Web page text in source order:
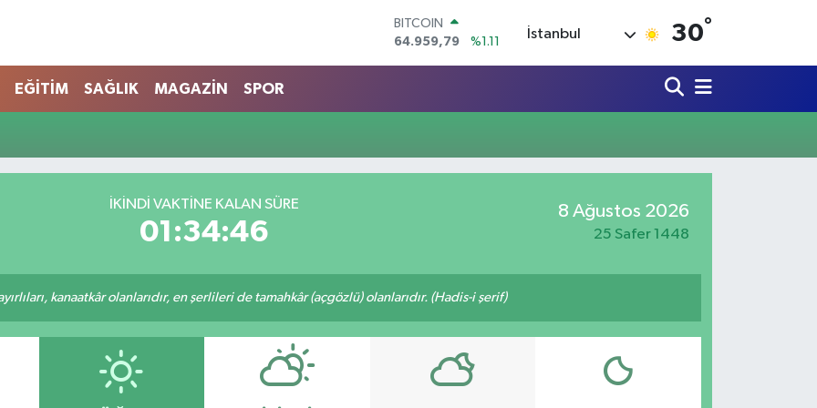
BITCOIN
64.959,79
%1.11
55,2510
%0.32
İstanbul 30°
EĞİTİM SAĞLIK MAGAZİN SPOR
İKINDI VAKTINE KALAN SÜRE
01:34:46
8 Ağustos 2026
25 Safer 1448
kanaatkâr olanlarıdır, en şerlileri de tamahkâr (açgözlü) olanlarıdır. (Hadis-i şerif)